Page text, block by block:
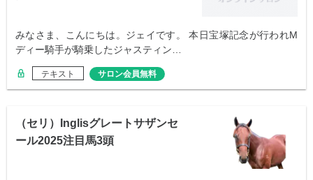
みなさま、こんにちは。ジェイです。 本日宝塚記念が行われM
ディー騎手が騎乗したジャスティン…
テキスト サロン会員無料
（セリ）Inglisグレートサザンセ
ール2025注目馬3頭